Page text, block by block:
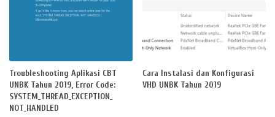
Troubleshooting Aplikasi CBT
UNBK Tahun 2019, Error Code:
SYSTEM_THREAD_EXCEPTION_
NOT_HANDLED
Cara Instalasi dan Konfigurasi
VHD UNBK Tahun 2019